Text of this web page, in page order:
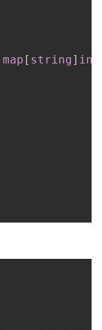
map [ string ] int